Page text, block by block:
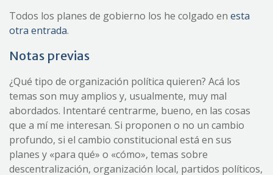
Todos los planes de gobierno los he colgado en esta
otra entrada.
Notas previas
¿Qué tipo de organización política quieren? Acá los
temas son muy amplios y, usualmente, muy mal
abordados. Intentaré centrarme, bueno, en las cosas
que a mí me interesan. Si proponen o no un cambio
profundo, si el cambio constitucional está en sus
planes y «para qué» o «cómo», temas sobre
descentralización, organización local, partidos políticos,